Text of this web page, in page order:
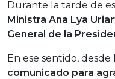
Durante la tarde de
Ministra Ana Lya
General de la
En ese sentido, desde
comunicado para